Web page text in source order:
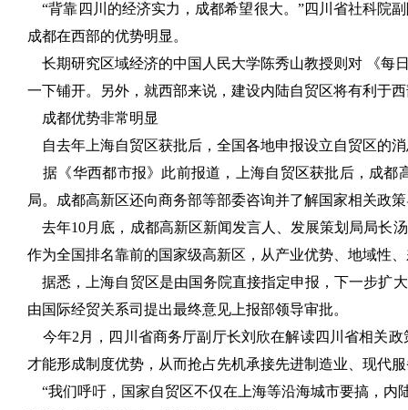
“背靠四川的经济实力，成都希望很大。”四川省社科院
成都在西部的优势明显。
长期研究区域经济的中国人民大学陈秀山教授则对 《每
一下铺开。另外，就西部来说，建设内陆自贸区将有利于
成都优势非常明显
自去年上海自贸区获批后，全国各地申报设立自贸区的
据《华西都市报》此前报道，上海自贸区获批后，成都
局。成都高新区还向商务部等部委咨询并了解国家相关政
去年10月底，成都高新区新闻发言人、发展策划局局长
作为全国排名靠前的国家级高新区，从产业优势、地域性
据悉，上海自贸区是由国务院直接指定申报，下一步扩
由国际经贸关系司提出最终意见上报部领导审批。
今年2月，四川省商务厅副厅长刘欣在解读四川省相关
才能形成制度优势，从而抢占先机承接先进制造业、现代
“我们呼吁，国家自贸区不仅在上海等沿海城市要搞，内